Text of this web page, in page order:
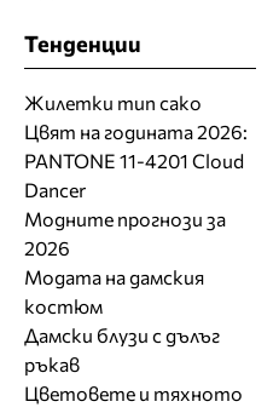
Тенденции
Жилетки тип сако
Цвят на годината 2026:
PANTONE 11-4201 Cloud
Dancer
Модните прогнози за
2026
Модата на дамския
костюм
Дамски блузи с дълъг
ръкав
Цветовете и тяхното